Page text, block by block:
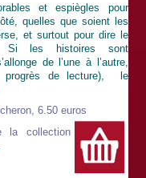
et espiègles pour
quelles que soient les
et surtout pour dire le
Si les histoires sont
de l’une à l’autre,
progrès de lecture), le
6.50 euros
la collection